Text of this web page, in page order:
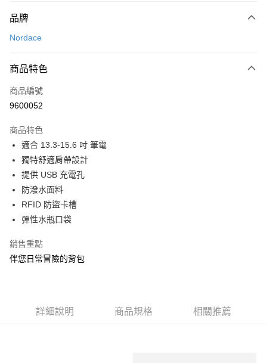
台灣樂天信用卡公司
玉山商業銀行
台灣樂天信用卡公司
相關說明
1.本服務由台灣大哥大提供，台灣大哥大用戶可立即使用無須另外申請。
2.付款方式選擇「大哥付你分期」，訂單成立後會自動跳轉到大哥付的交易
3.實際核准額度、可分期數及費用金額請依後續交易確認頁面所載為準。
4.訂單成立30分鐘內，如未前往確認交易或遇審核未通過，訂單將自動取
消。如遇「轉專審核」未通過狀況，表示未達大哥付你分期系統評分，恕無
法說明評估內容。
【繳款方式說明】
1.分期款項不併入電信帳單，「大哥付你分期」於每月結算日後寄送繳費提
2.透過簡訊連結打開帳單後，可選擇「超商條碼／台灣大直營門市／銀行轉
帳／街口支付／iPASS MONEY」等通路繳費。
【注意事項】
用戶於交易時，得透過本服務購買商品或服務，並由商店將買賣／分期付款
由本公司與您本人進行分期帳單所需資料之確認、核對及更正。
3.完整用戶服務條款，請詳閱以下連結：https://oppay.tw/userRule
ATM付款
貨到付款
運送方式
宅配物流
每筆NT$80，滿NT$490(含以上)免運費
每筆NT$100，滿NT$1,500(含以上)免運費
品牌
Nordace
商品特色
商品編號
9600052
商品特色
適合 13.3-15.6 吋 筆電
獨特舒適肩帶設計
提供 USB 充電孔
防潑水面料
RFID 防盜卡槽
彈性水瓶口袋
銷售重點
伴您日常冒險的背包
詳細說明 商品規格 相關推薦